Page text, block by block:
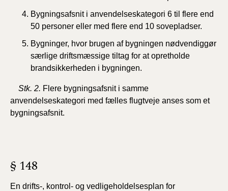
Bygningsafsnit i anvendelseskategori 6 til flere end
50 personer eller med flere end 10 sovepladser.
Bygninger, hvor brugen af bygningen nødvendiggør
særlige driftsmæssige tiltag for at opretholde
brandsikkerheden i bygningen.
Stk. 2. Flere bygningsafsnit i samme
anvendelseskategori med fælles flugtveje anses som et
bygningsafsnit.
§ 148
En drifts-, kontrol- og vedligeholdelsesplan for